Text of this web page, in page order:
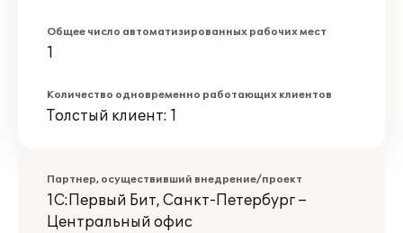
Общее число автоматизированных рабочих мест
1
Количество одновременно работающих клиентов
Толстый клиент: 1
Партнер, осуществивший внедрение/проект
1С:Первый Бит, Санкт-Петербург –
Центральный офис